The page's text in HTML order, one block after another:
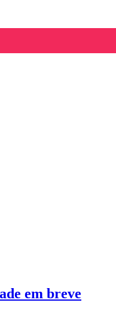
em breve